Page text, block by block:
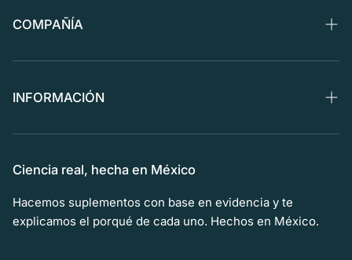
Políticas de Envío
COMPAÑÍA
Nosotros
Blog
INFORMACIÓN
Términos y Condiciones
Aviso de Privacidad
Aviso de COFEPRIS
Ingredientes
Ciencia real, hecha en México
Hacemos suplementos con base en evidencia y te
explicamos el porqué de cada uno. Hechos en México.